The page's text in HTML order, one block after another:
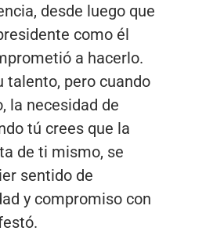
desde luego que
como él
a hacerlo.
talento, pero cuando
la necesidad de
tú crees que la
de ti mismo, se
sentido de
y compromiso con